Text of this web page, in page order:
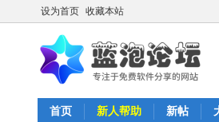
设为首页 收藏本站
首页 新人帮助 新帖